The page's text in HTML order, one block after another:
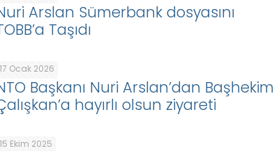
Arslan Sümerbank dosyasını
Taşıdı
17 Ocak 2026
Başkanı Nuri Arslan’dan Başhekim
hayırlı olsun ziyareti
15 Ekim 2025